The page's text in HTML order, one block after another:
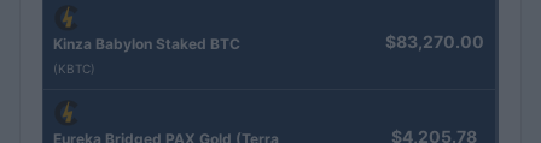
Kinza Babylon Staked BTC
(KBTC)
$83,270.00
Eureka Bridged PAX Gold (Terra $4,205.78